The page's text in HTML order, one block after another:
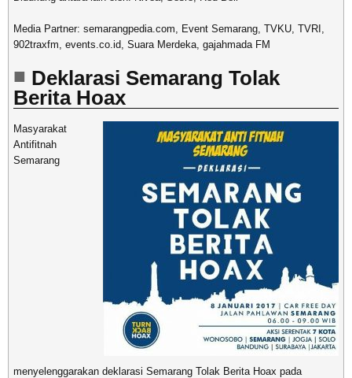
Media Partner: semarangpedia.com, Event Semarang, TVKU, TVRI,
902traxfm, events.co.id, Suara Merdeka, gajahmada FM
Deklarasi Semarang Tolak
Berita Hoax
Masyarakat
Antifitnah
Semarang
menyelenggarakan deklarasi Semarang Tolak Berita Hoax pada